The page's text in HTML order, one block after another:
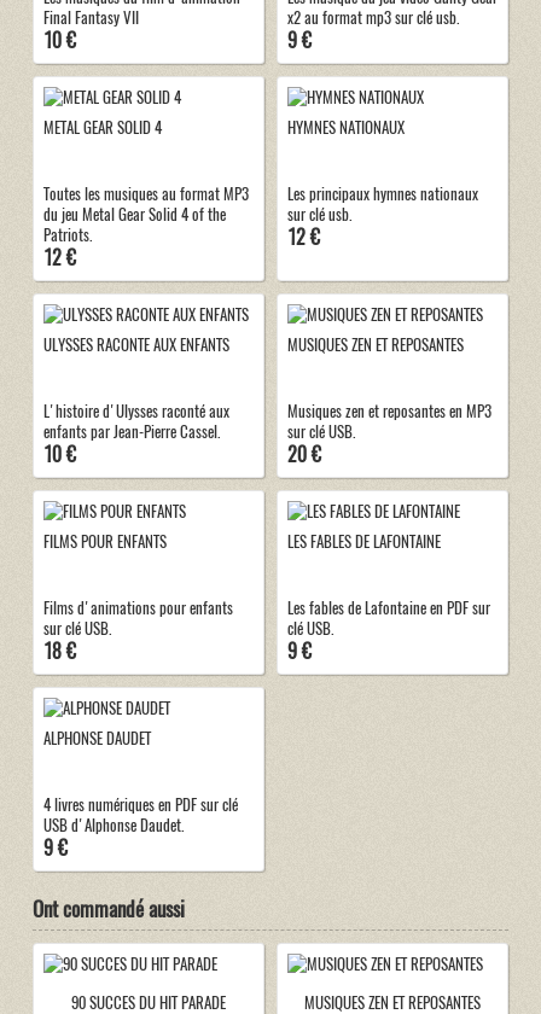
Final Fantasy VII
10 €
x2 au format mp3 sur clé usb.
9 €
METAL GEAR SOLID 4
Toutes les musiques au format MP3
du jeu Metal Gear Solid 4 of the
Patriots.
12 €
HYMNES NATIONAUX
Les principaux hymnes nationaux
sur clé usb.
12 €
ULYSSES RACONTE AUX ENFANTS
L'histoire d'Ulysses raconté aux
enfants par Jean-Pierre Cassel.
10 €
MUSIQUES ZEN ET REPOSANTES
Musiques zen et reposantes en MP3
sur clé USB.
20 €
FILMS POUR ENFANTS
Films d'animations pour enfants
sur clé USB.
18 €
LES FABLES DE LAFONTAINE
Les fables de Lafontaine en PDF sur
clé USB.
9 €
ALPHONSE DAUDET
4 livres numériques en PDF sur clé
USB d'Alphonse Daudet.
9 €
Ont commandé aussi
90 SUCCES DU HIT PARADE MUSIQUES ZEN ET REPOSANTES